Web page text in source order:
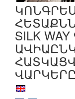
SILK
ՎԱՐԿԵՐԸ